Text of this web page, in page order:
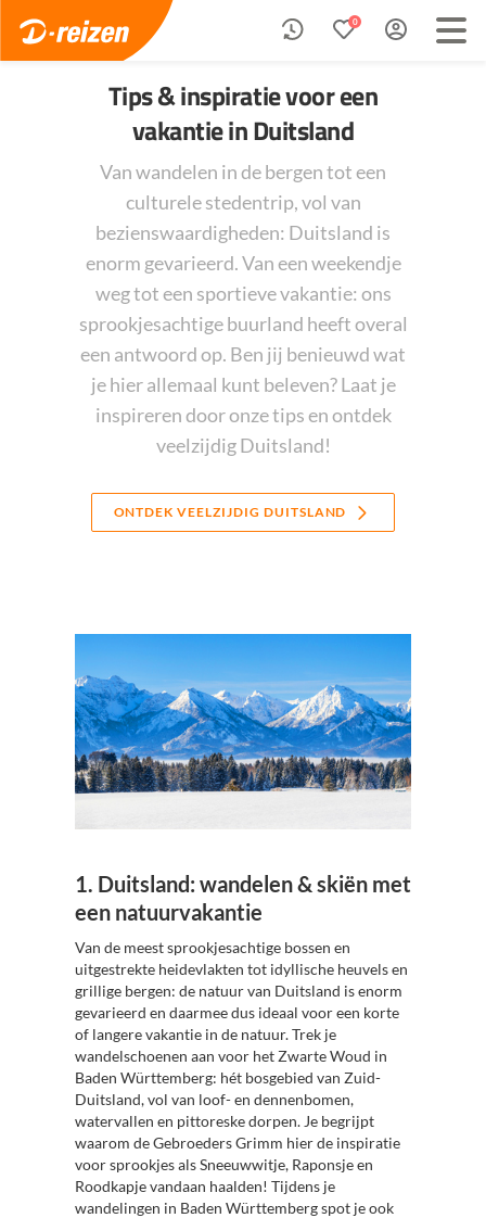
0
Tips & inspiratie voor een
vakantie in Duitsland
Van wandelen in de bergen tot een
culturele stedentrip, vol van
bezienswaardigheden: Duitsland is
enorm gevarieerd. Van een weekendje
weg tot een sportieve vakantie: ons
sprookjesachtige buurland heeft overal
een antwoord op. Ben jij benieuwd wat
je hier allemaal kunt beleven? Laat je
inspireren door onze tips en ontdek
veelzijdig Duitsland!
ONTDEK VEELZIJDIG DUITSLAND
1. Duitsland: wandelen & skiën met
een natuurvakantie
Van de meest sprookjesachtige bossen en
uitgestrekte heidevlakten tot idyllische heuvels en
grillige bergen: de natuur van Duitsland is enorm
gevarieerd en daarmee dus ideaal voor een korte
of langere vakantie in de natuur. Trek je
wandelschoenen aan voor het Zwarte Woud in
Baden Württemberg: hét bosgebied van Zuid-
Duitsland, vol van loof- en dennenbomen,
watervallen en pittoreske dorpen. Je begrijpt
waarom de Gebroeders Grimm hier de inspiratie
voor sprookjes als Sneeuwwitje, Raponsje en
Roodkapje vandaan haalden! Tijdens je
wandelingen in Baden Württemberg spot je ook